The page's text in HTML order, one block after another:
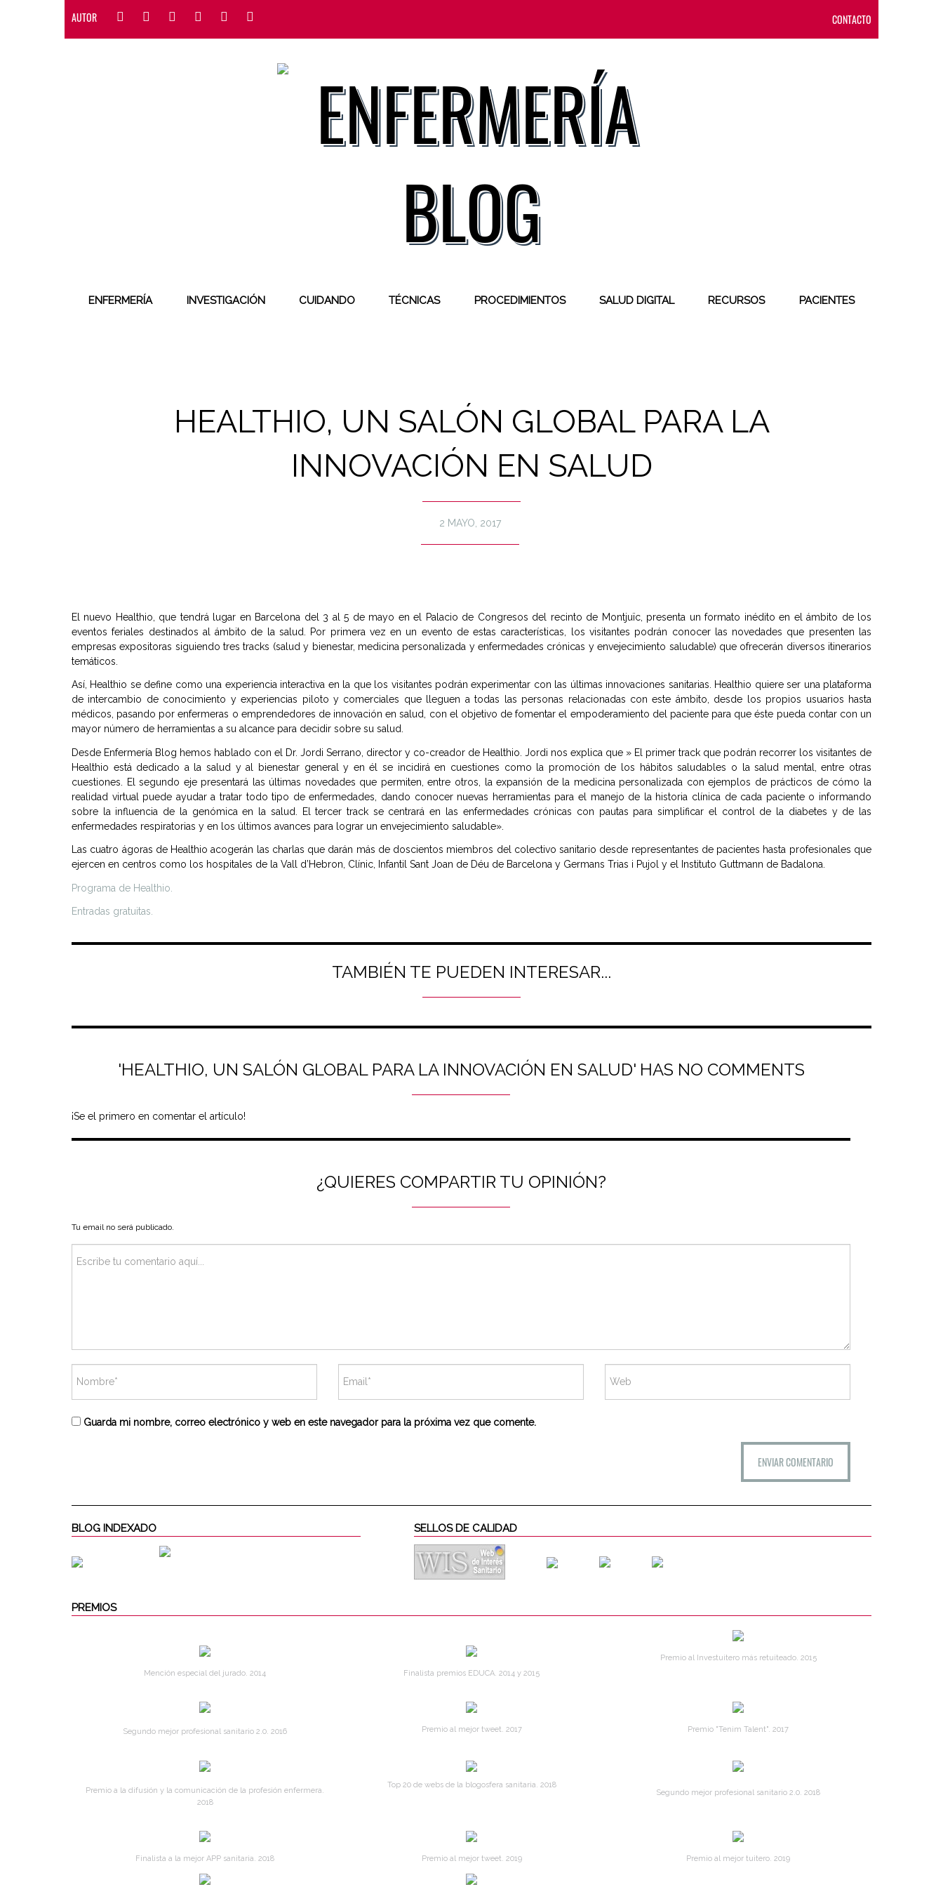
AUTOR CONTACTO
ENFERMERÍA INVESTIGACIÓN CUIDANDO TÉCNICAS PROCEDIMIENTOS SALUD DIGITAL RECURSOS PACIENTES
HEALTHIO, UN SALÓN GLOBAL PARA LA
INNOVACIÓN EN SALUD
2 MAYO, 2017
El nuevo Healthio, que tendrá lugar en Barcelona del 3 al 5 de mayo en el Palacio de Congresos del recinto de Montjuïc, presenta un formato inédito en el ámbito de los
eventos feriales destinados al ámbito de la salud. Por primera vez en un evento de estas características, los visitantes podrán conocer las novedades que presenten las
empresas expositoras siguiendo tres tracks (salud y bienestar, medicina personalizada y enfermedades crónicas y envejecimiento saludable) que ofrecerán diversos itinerarios
temáticos.
Así, Healthio se define como una experiencia interactiva en la que los visitantes podrán experimentar con las últimas innovaciones sanitarias. Healthio quiere ser una plataforma
de intercambio de conocimiento y experiencias piloto y comerciales que lleguen a todas las personas relacionadas con este ámbito, desde los propios usuarios hasta
médicos, pasando por enfermeras o emprendedores de innovación en salud, con el objetivo de fomentar el empoderamiento del paciente para que éste pueda contar con un
mayor número de herramientas a su alcance para decidir sobre su salud.
Desde Enfermería Blog hemos hablado con el Dr. Jordi Serrano, director y co-creador de Healthio. Jordi nos explica que » El primer track que podrán recorrer los visitantes de
Healthio está dedicado a la salud y al bienestar general y en él se incidirá en cuestiones como la promoción de los hábitos saludables o la salud mental, entre otras
cuestiones. El segundo eje presentará las últimas novedades que permiten, entre otros, la expansión de la medicina personalizada con ejemplos de prácticos de cómo la
realidad virtual puede ayudar a tratar todo tipo de enfermedades, dando conocer nuevas herramientas para el manejo de la historia clínica de cada paciente o informando
sobre la influencia de la genómica en la salud. El tercer track se centrará en las enfermedades crónicas con pautas para simplificar el control de la diabetes y de las
enfermedades respiratorias y en los últimos avances para lograr un envejecimiento saludable».
Las cuatro ágoras de Healthio acogerán las charlas que darán más de doscientos miembros del colectivo sanitario desde representantes de pacientes hasta profesionales que
ejercen en centros como los hospitales de la Vall d’Hebron, Clínic, Infantil Sant Joan de Déu de Barcelona y Germans Trias i Pujol y el Instituto Guttmann de Badalona.
Programa de Healthio.
Entradas gratuitas.
TAMBIÉN TE PUEDEN INTERESAR...
'HEALTHIO, UN SALÓN GLOBAL PARA LA INNOVACIÓN EN SALUD' HAS NO COMMENTS
¡Se el primero en comentar el artículo!
¿QUIERES COMPARTIR TU OPINIÓN?
Tu email no será publicado.
Guarda mi nombre, correo electrónico y web en este navegador para la próxima vez que comente.
BLOG INDEXADO SELLOS DE CALIDAD
PREMIOS
Mención especial del jurado. 2014 Finalista premios EDUCA. 2014 y 2015
Premio al Investuitero más retuiteado. 2015
Segundo mejor profesional sanitario 2.0. 2016 Premio al mejor tweet. 2017 Premio "Tenim Talent". 2017
Premio a la difusión y la comunicación de la profesión enfermera.
2018
Top 20 de webs de la blogosfera sanitaria. 2018
Segundo mejor profesional sanitario 2.0. 2018
Finalista a la mejor APP sanitaria. 2018 Premio al mejor tweet. 2019 Premio al mejor tuitero. 2019